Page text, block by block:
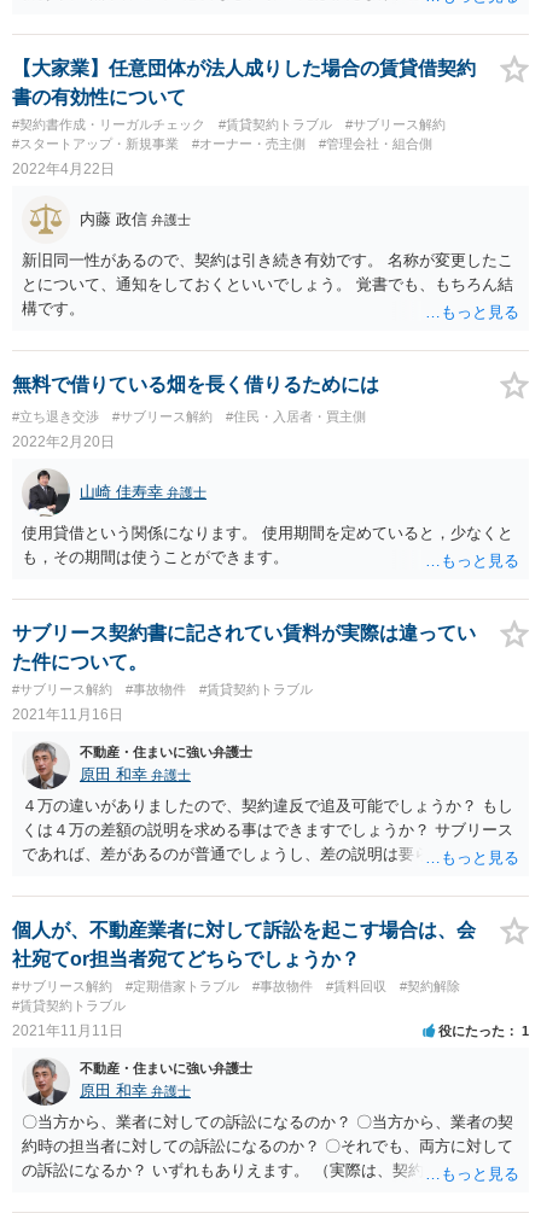
れていたか否かも検討すべき事項かと思います（説明がなかったなど
の場合には、あなたとの関係での賃貸人や仲介業者に対する責任追及
も検討対象となります）。 ※「契約期間は2022年の5月〜」「住んで
間もない5月下旬頃、オーナー変更の通知書が届きました。（新オーナ
ーの所有日は2022年4月下旬からと書かれておりました。）」という事
情からすると、あなたが賃貸借契約を締結するよりも前に、既に競売
による買受けがなされている可能性がありますが、重要事項説明書の
記載はどうなっているのでしょうか。 【ご参考】 第395条（抵当建物
使用者の引渡しの猶予） 抵当権者に対抗することができない賃貸借に
より抵当権の目的である建物の使用又は収益をする者であって次に掲
げるもの（次項において「抵当建物使用者」という。）は、その建物
の競売における買受人の買受けの時から6箇月を経過するまでは、その
建物を買受人に引き渡すことを要しない。 一 競売手続の開始前から
使用又は収益をする者 二 強制管理又は担保不動産収益執行の管理人
が競売手続の開始後にした賃貸借により使用又は収益をする者 前項の
規定は、買受人の買受けの時より後に同項の建物の使用をしたことの
対価について、買受人が抵当建物使用者に対し相当の期間を定めてそ
の1箇月分以上の支払の催告をし、その相当の期間内に履行がない場合
には、適用しない。
【大家業】任意団体が法人成りした場合の賃貸借契約
書の有効性について
#契約書作成・リーガルチェック #賃貸契約トラブル
#サブリース解約
#スタートアップ・新規事業
#オーナー・売主側 #管理会社・組合側
2022年4月22日
内藤 政信 弁護士
新旧同一性があるので、契約は引き続き有効です。 名称が変更したこ
とについて、通知をしておくといいでしょう。 覚書でも、もちろん結
構です。
無料で借りている畑を長く借りるためには
#立ち退き交渉 #サブリース解約 #住民・入居者・買主側
2022年2月20日
山崎 佳寿幸 弁護士
使用貸借という関係になります。 使用期間を定めていると，少なくと
も，その期間は使うことができます。
サブリース契約書に記されてい賃料が実際は違ってい
た件について。
#サブリース解約 #事故物件 #賃貸契約トラブル
2021年11月16日
不動産・住まいに強い弁護士
原田 和幸 弁護士
４万の違いがありましたので、契約違反で追及可能でしょうか？ もし
くは４万の差額の説明を求める事はできますでしょうか？ サブリース
であれば、差があるのが普通でしょうし、差の説明は要らないと思い
うか。 例えば、契約書で相談者に入る賃料が8万とされていて、実際
には4万円しか入ってこなかったのだとすると、差額の請求はありうる
と思います。
個人が、不動産業者に対して訴訟を起こす場合は、会
社宛てor担当者宛てどちらでしょうか？
#サブリース解約 #定期借家トラブル #事故物件 #賃料回収
#契約解除
#賃貸契約トラブル
2021年11月11日 役にたった 1
不動産・住まいに強い弁護士
原田 和幸 弁護士
〇当方から、業者に対しての訴訟になるのか？ 〇当方から、業者の契
約時の担当者に対しての訴訟になるのか？ 〇それでも、両方に対して
の訴訟になるか？ いずれもありえます。 （実際は、契約時の担当者は